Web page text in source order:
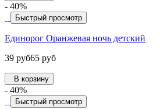
- 40%
Быстрый просмотр
Единорог Оранжевая ночь детский
39 руб65 руб
В корзину
- 40%
Быстрый просмотр